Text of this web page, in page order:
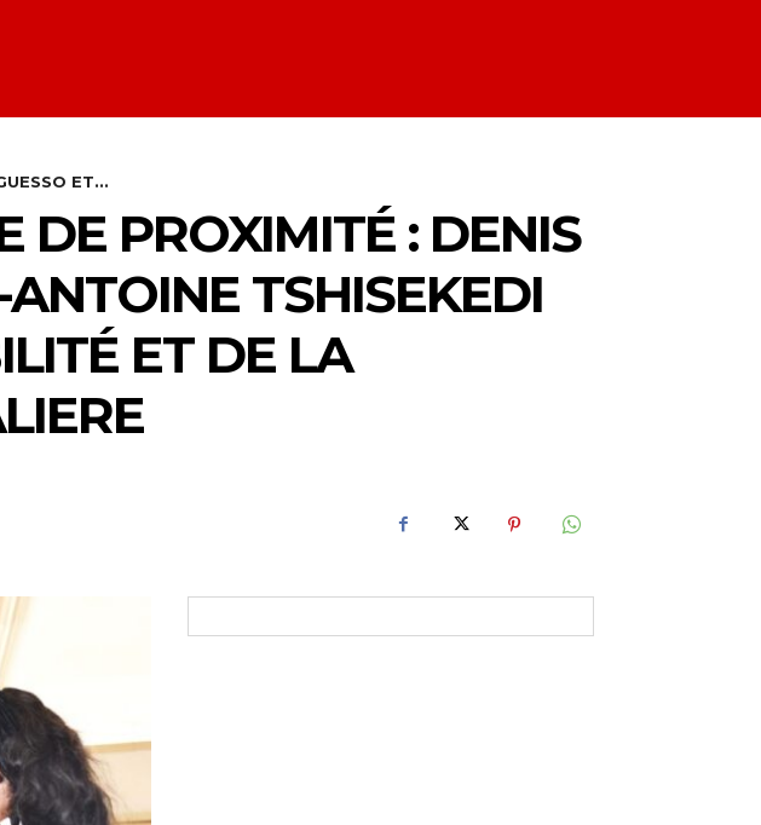
ET...
DE PROXIMITÉ : DENIS
ANTOINE TSHISEKEDI
ET DE LA